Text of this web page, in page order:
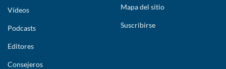
Vídeos
Podcasts
Editores
Consejeros
Mapa del sitio
Suscribirse